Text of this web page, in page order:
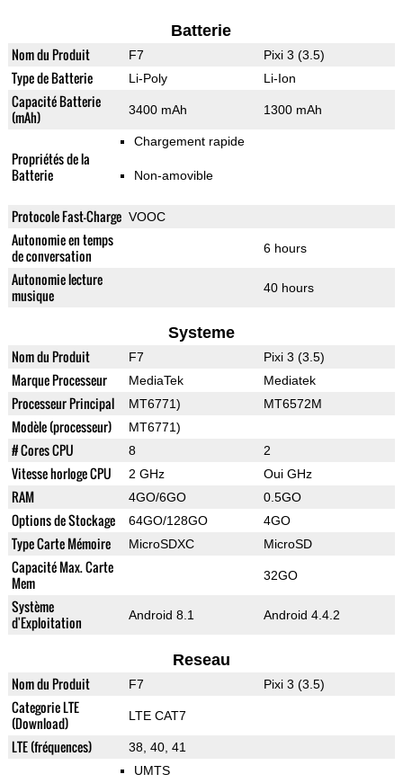
Batterie
Nom du Produit F7 Pixi 3 (3.5)
Type de Batterie Li-Poly Li-Ion
Capacité Batterie
(mAh)
3400 mAh 1300 mAh
Propriétés de la
Batterie
Chargement rapide
Non-amovible
Protocole Fast-Charge VOOC
Autonomie en temps
de conversation
6 hours
Autonomie lecture
musique
40 hours
Systeme
Nom du Produit F7 Pixi 3 (3.5)
Marque Processeur MediaTek Mediatek
Processeur Principal MT6771) MT6572M
Modèle (processeur) MT6771)
# Cores CPU 8 2
Vitesse horloge CPU 2 GHz Oui GHz
RAM 4GO/6GO 0.5GO
Options de Stockage 64GO/128GO 4GO
Type Carte Mémoire MicroSDXC MicroSD
Capacité Max. Carte
Mem
32GO
Système
d'Exploitation
Android 8.1 Android 4.4.2
Reseau
Nom du Produit F7 Pixi 3 (3.5)
Categorie LTE
(Download)
LTE CAT7
LTE (fréquences)
38, 40, 41
UMTS